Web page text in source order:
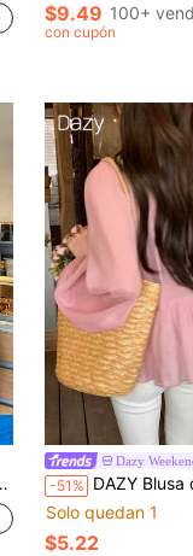
$9.49 100+
con cupón
Dazy
-51% DAZY Blusa de manga larga de unicolor con volantes,
Solo quedan 1
$5.22